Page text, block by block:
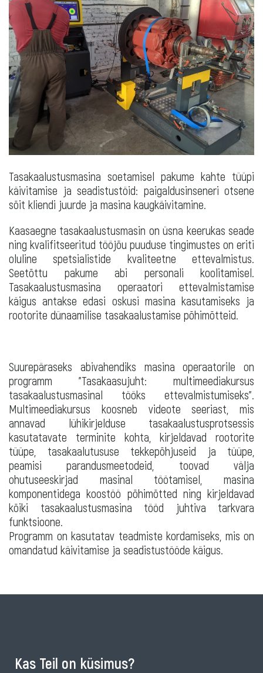
Tasakaalustusmasina soetamisel pakume kahte tüüpi
käivitamise ja seadistustöid: paigaldusinseneri otsene
sõit kliendi juurde ja masina kaugkäivitamine.
Kaasaegne tasakaalustusmasin on üsna keerukas seade
ning kvalifitseeritud tööjõu puuduse tingimustes on eriti
oluline spetsialistide kvaliteetne ettevalmistus.
Seetõttu pakume abi personali koolitamisel.
Tasakaalustusmasina operaatori ettevalmistamise
käigus antakse edasi oskusi masina kasutamiseks ja
rootorite dünaamilise tasakaalustamise põhimõtteid.
Suurepäraseks abivahendiks masina operaatorile on
programm "Tasakaasujuht: multimeediakursus
tasakaalustusmasinal tööks ettevalmistumiseks".
Multimeediakursus koosneb videote seeriast, mis
annavad lühikirjelduse tasakaalustusprotsessis
kasutatavate terminite kohta, kirjeldavad rootorite
tüüpe, tasakaalutususe tekkepõhjuseid ja tüüpe,
peamisi parandusmeetodeid, toovad välja
ohutuseeskirjad masinal töötamisel, masina
komponentidega koostöö põhimõtted ning kirjeldavad
kõiki tasakaalustusmasina tööd juhtiva tarkvara
funktsioone.
Programm on kasutatav teadmiste kordamiseks, mis on
omandatud käivitamise ja seadistustööde käigus.
Kas Teil on küsimus?